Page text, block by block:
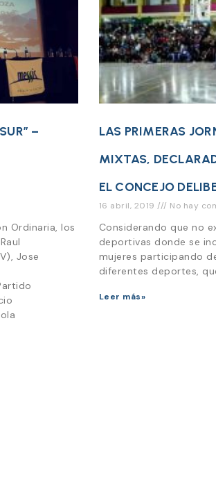
–
Ordinaria, los
Jose
LAS PRIMERAS
MIXTAS,
EL CONCEJO
16 abril, 2019 No hay
Considerando que no
deportivas donde se
mujeres participando
diferentes deportes,
Leer más»